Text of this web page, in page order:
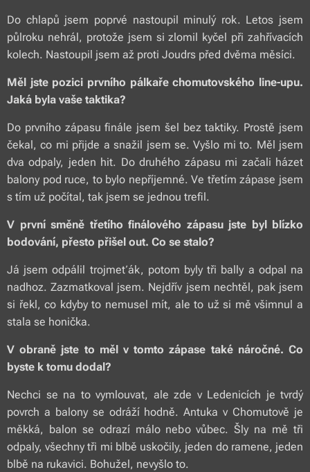
Do chlapů jsem poprvé nastoupil minulý rok. Letos jsem
půlroku nehrál, protože jsem si zlomil kyčel při zahřívacích
kolech. Nastoupil jsem až proti Joudrs před dvěma měsíci.
Měl jste pozici prvního pálkaře chomutovského line-upu.
Jaká byla vaše taktika?
Do prvního zápasu finále jsem šel bez taktiky. Prostě jsem
čekal, co mi přijde a snažil jsem se. Vyšlo mi to. Měl jsem
dva odpaly, jeden hit. Do druhého zápasu mi začali házet
balony pod ruce, to bylo nepříjemné. Ve třetím zápase jsem
s tím už počítal, tak jsem se jednou trefil.
V první směně třetího finálového zápasu jste byl blízko
bodování, přesto přišel out. Co se stalo?
Já jsem odpálil trojmeťák, potom byly tři bally a odpal na
nadhoz. Zazmatkoval jsem. Nejdřív jsem nechtěl, pak jsem
si řekl, co kdyby to nemusel mít, ale to už si mě všimnul a
stala se honička.
V obraně jste to měl v tomto zápase také náročné. Co
byste k tomu dodal?
Nechci se na to vymlouvat, ale zde v Ledenicích je tvrdý
povrch a balony se odráží hodně. Antuka v Chomutově je
měkká, balon se odrazí málo nebo vůbec. Šly na mě tři
odpaly, všechny tři mi blbě uskočily, jeden do ramene, jeden
blbě na rukavici. Bohužel, nevyšlo to.